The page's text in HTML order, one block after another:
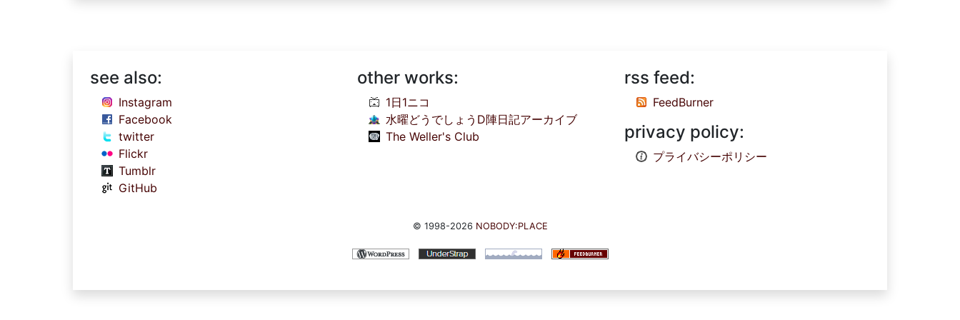
see also:
Instagram
Facebook
twitter
Flickr
Tumblr
GitHub
other works:
1日1ニコ
水曜どうでしょうD陣日記アーカイブ
The Weller's Club
rss feed:
FeedBurner
privacy policy:
プライバシーポリシー
© 1998-2026 NOBODY:PLACE